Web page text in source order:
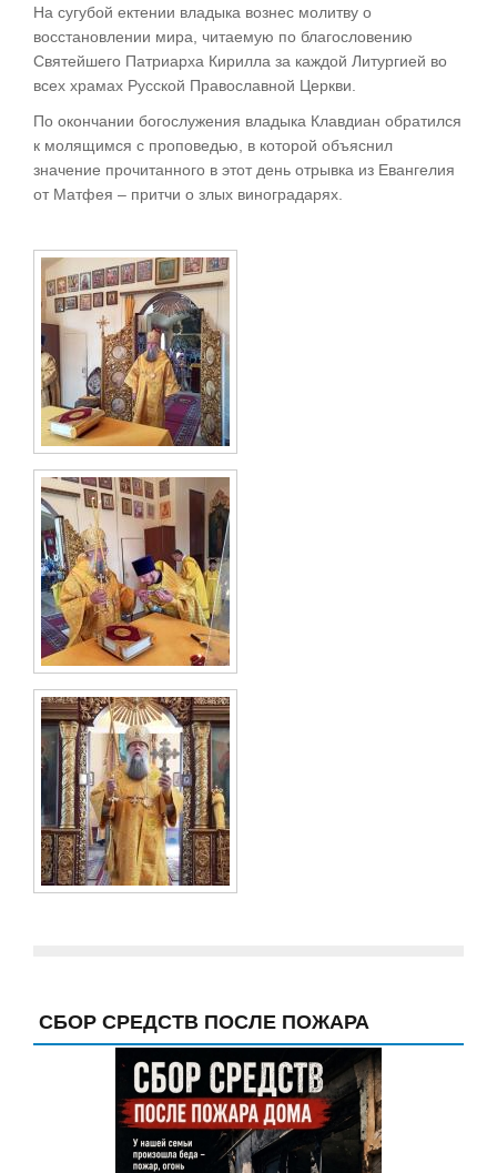
На сугубой ектении владыка вознес молитву о
восстановлении мира, читаемую по благословению
Святейшего Патриарха Кирилла за каждой Литургией во
всех храмах Русской Православной Церкви.
По окончании богослужения владыка Клавдиан обратился
к молящимся с проповедью, в которой объяснил
значение прочитанного в этот день отрывка из Евангелия
от Матфея – притчи о злых виноградарях.
СБОР СРЕДСТВ ПОСЛЕ ПОЖАРА